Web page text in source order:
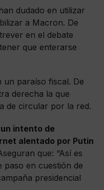
dudado en utilizar
a Macron. De
en el debate
que enterarse
un paraíso fiscal. De
derecha la que
de circular por la red.
intento de
alentado por Putin
que: “Así es
paso en cuestión de
presidencial